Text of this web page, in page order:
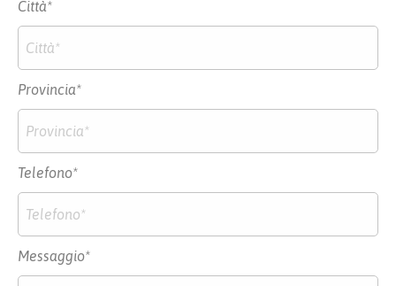
Città*
Provincia*
Telefono*
Messaggio*